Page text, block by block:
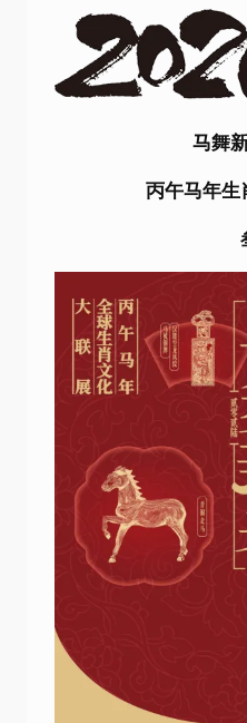
马舞
丙午马年生